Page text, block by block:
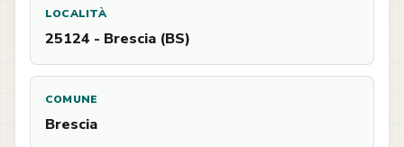
LOCALITÀ
25124 - Brescia (BS)
COMUNE
Brescia